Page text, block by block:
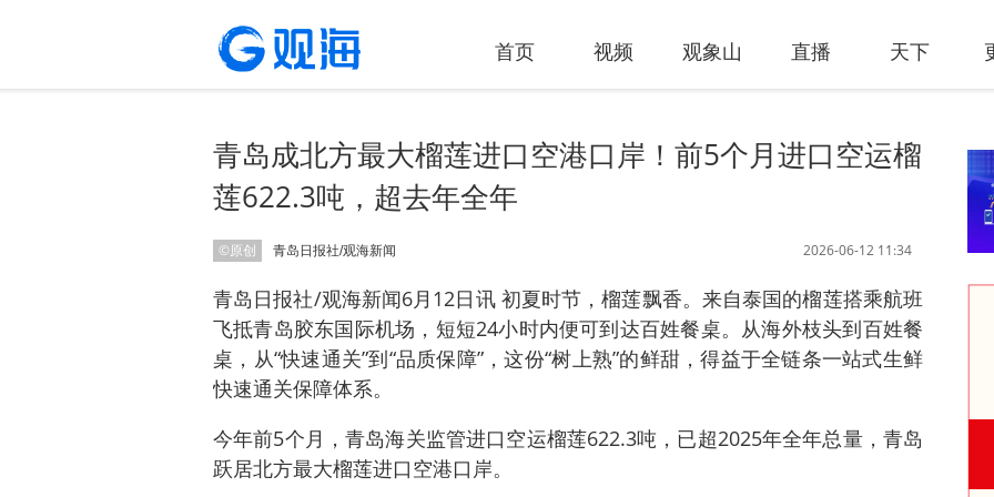
首页 视频 观象山 直播 天下
青岛成北方最大榴莲进口空港口岸！前5个月进口空运榴
莲622.3吨，超去年全年
©原创 2026-06-12 11:34
青岛日报社/观海新闻
青岛日报社/观海新闻6月12日讯 初夏时节，榴莲飘香。来自泰国的榴莲搭乘航班
飞抵青岛胶东国际机场，短短24小时内便可到达百姓餐桌。从海外枝头到百姓餐
桌，从“快速通关”到“品质保障”，这份“树上熟”的鲜甜，得益于全链条一站式生鲜
快速通关保障体系。
今年前5个月，青岛海关监管进口空运榴莲622.3吨，已超2025年全年总量，青岛
跃居北方最大榴莲进口空港口岸。